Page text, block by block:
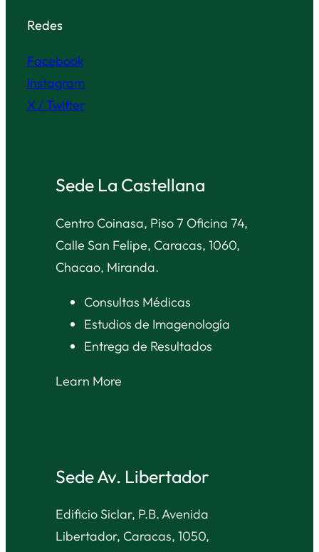
Redes
Facebook
Instagram
X / Twitter
Sede La Castellana
Centro Coinasa, Piso 7 Oficina 74,
Calle San Felipe, Caracas, 1060,
Chacao, Miranda.
Consultas Médicas
Estudios de Imagenología
Entrega de Resultados
Learn More
Sede Av. Libertador
Edificio Siclar, P.B. Avenida
Libertador, Caracas, 1050,